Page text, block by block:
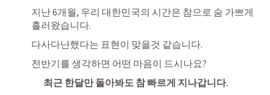
지난 6개월, 우리 대한민국의 시간은 참으로 숨 가쁘게
흘러왔습니다.
다사다난했다는 표현이 맞을것 같습니다.
전반기를 생각하면 어떤 마음이 드시나요?
최근 한달만 돌아봐도 참 빠르게 지나갑니다.